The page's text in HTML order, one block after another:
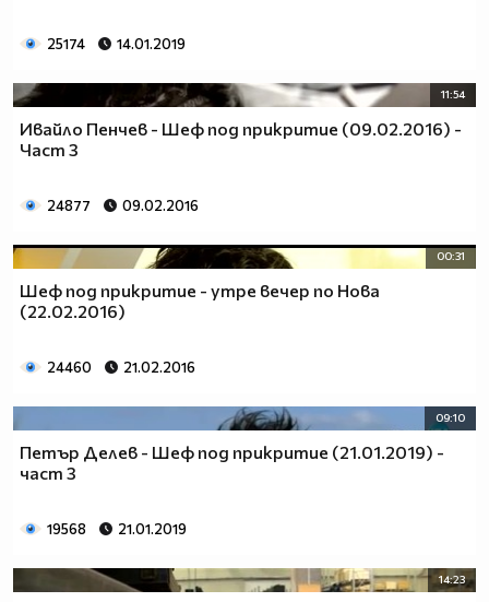
25174 14.01.2019
11:54
Ивайло Пенчев - Шеф под прикритие (09.02.2016) -
Част 3
24877 09.02.2016
00:31
Шеф под прикритие - утре вечер по Нова
(22.02.2016)
24460 21.02.2016
09:10
Петър Делев - Шеф под прикритие (21.01.2019) -
част 3
19568 21.01.2019
14:23